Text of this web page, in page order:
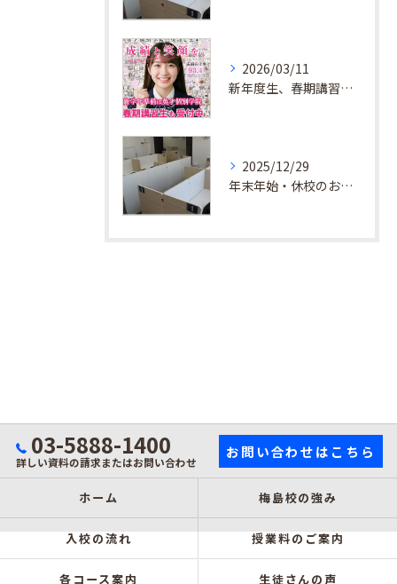
2026/03/11
新年度生、春期講習生 受付中！
2025/12/29
年末年始・休校のお知らせ
03-5888-1400
詳しい資料の請求またはお問い合わせ
お問い合わせはこちら
ホーム 梅島校の強み
入校の流れ 授業料のご案内
各コース案内 生徒さんの声